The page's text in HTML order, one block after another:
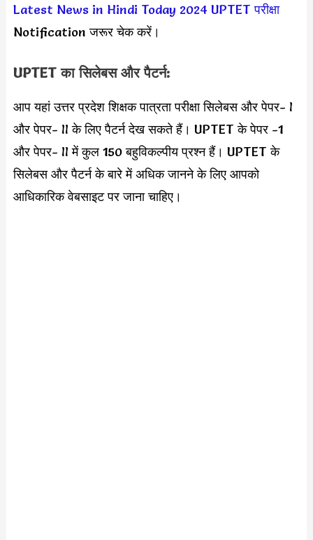
Latest News in Hindi Today 2024 UPTET परीक्षा
Notification जरूर चेक करें।
UPTET का सिलेबस और पैटर्न:
आप यहां उत्तर प्रदेश शिक्षक पात्रता परीक्षा सिलेबस और पेपर- I
और पेपर- II के लिए पैटर्न देख सकते हैं। UPTET के पेपर -1
और पेपर- II में कुल 150 बहुविकल्पीय प्रश्न हैं। UPTET के
सिलेबस और पैटर्न के बारे में अधिक जानने के लिए आपको
आधिकारिक वेबसाइट पर जाना चाहिए।